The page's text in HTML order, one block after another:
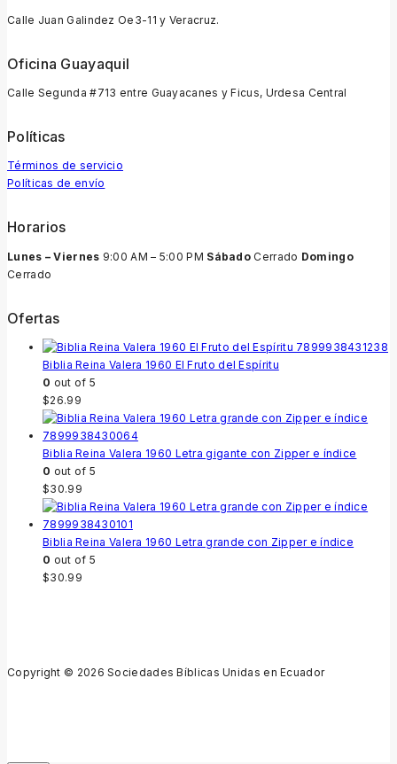
Calle Juan Galindez Oe3-11 y Veracruz.
Oficina Guayaquil
Calle Segunda #713 entre Guayacanes y Ficus, Urdesa Central
Políticas
Términos de servicio
Políticas de envío
Horarios
Lunes – Viernes 9:00 AM – 5:00 PM Sábado Cerrado Domingo
Cerrado
Ofertas
Biblia Reina Valera 1960 El Fruto del Espíritu
0 out of 5
$26.99
Biblia Reina Valera 1960 Letra gigante con Zipper e índice
0 out of 5
$30.99
Biblia Reina Valera 1960 Letra grande con Zipper e índice
0 out of 5
$30.99
Copyright © 2026 Sociedades Bíblicas Unidas en Ecuador